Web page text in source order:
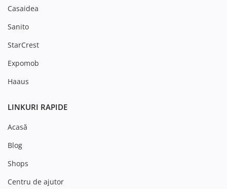
Casaidea
Sanito
StarCrest
Expomob
Haaus
LINKURI RAPIDE
Acasă
Blog
Shops
Centru de ajutor